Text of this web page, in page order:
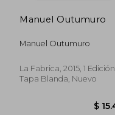
Manuel Outumuro
Manuel Outumuro
La Fabrica, 2015, 1 Edición,
Tapa Blanda, Nuevo